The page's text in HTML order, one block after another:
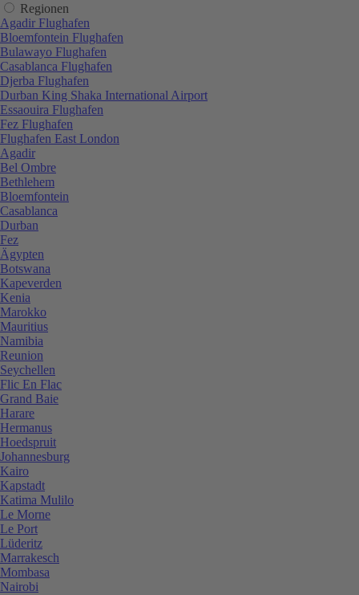
Regionen
Agadir Flughafen
Bloemfontein Flughafen
Bulawayo Flughafen
Casablanca Flughafen
Djerba Flughafen
Durban King Shaka International Airport
Essaouira Flughafen
Fez Flughafen
Flughafen East London
Agadir
Bel Ombre
Bethlehem
Bloemfontein
Casablanca
Durban
Fez
Ägypten
Botswana
Kapeverden
Kenia
Marokko
Mauritius
Namibia
Reunion
Seychellen
Flic En Flac
Grand Baie
Harare
Hermanus
Hoedspruit
Johannesburg
Kairo
Kapstadt
Katima Mulilo
Le Morne
Le Port
Lüderitz
Marrakesch
Mombasa
Nairobi